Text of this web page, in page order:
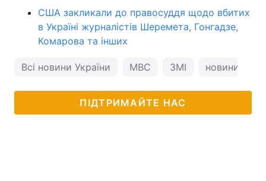
США закликали до правосуддя щодо вбитих
в Україні журналістів Шеремета, Гонгадзе,
Комарова та інших
Всі новини України МВС ЗМІ новини
ПІДТРИМАЙТЕ НАС